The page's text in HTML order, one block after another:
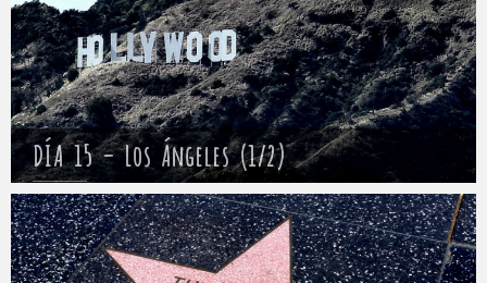
DÍA 15 – Los Ángeles (1/2)
Mathieu 19 abril 2017